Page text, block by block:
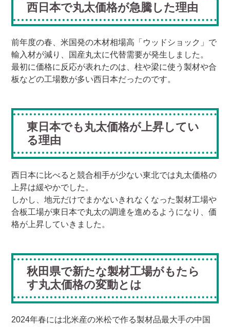
西日本で丸太価格が急騰した理由
前年度の春、米国発の木材相場高「ウッドショック」で
輸入材が減り、国産丸太に代替需要が発生しました。
最初に価格に反応が表れたのは、柱や梁に使う製材や合
板などの工場数が多い西日本だったのです。
東日本でも丸太価格が上昇してい
る理由
西日本に比べると競合相手が少ない東北では丸太価格の
上昇は緩やかでした。
しかし、地元だけでまかないきれなくなった製材工場や
合板工場が東日本で丸太の調達を進めるようになり、価
格が上昇していきました。
秋田県で新たな製材工場がもたら
す丸太価格の変動とは
2024年春には北米産の米松で作る製材品最大手の中国